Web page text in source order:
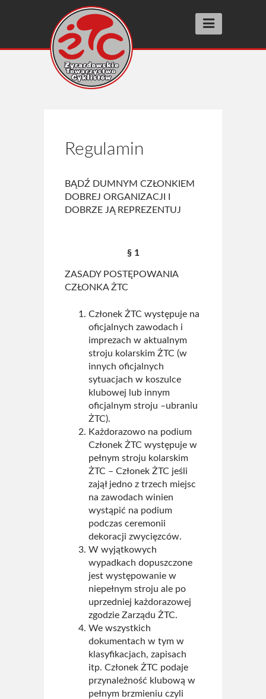
Aktualności
Wyścigi racing
SZOSOMANNIA
BIEGI ULICZNE street running
Archiwum 2025
Archiwum 2024
Archiwum 2022
Archiwum 2021
Archiwum 2020
Archiwum 2019
Fotogaleria
Polecamy
Informacje
Pomoc
Historia ŻTC
Kto jest kto
Strój kolarski ŻTC
Regulamin
Statut ŻTC
Sklep
Kontakt
Regulamin
BĄDŹ DUMNYM CZŁONKIEM
DOBREJ ORGANIZACJI I
DOBRZE JĄ REPREZENTUJ
§ 1
ZASADY POSTĘPOWANIA
CZŁONKA ŻTC
Członek ŻTC występuje na
oficjalnych zawodach i
imprezach w aktualnym
stroju kolarskim ŻTC (w
innych oficjalnych
sytuacjach w koszulce
klubowej lub innym
oficjalnym stroju –ubraniu
ŻTC).
Każdorazowo na podium
Członek ŻTC występuje w
pełnym stroju kolarskim
ŻTC – Członek ŻTC jeśli
zajął jedno z trzech miejsc
na zawodach winien
wystąpić na podium
podczas ceremonii
dekoracji zwycięzców.
W wyjątkowych
wypadkach dopuszczone
jest występowanie w
niepełnym stroju ale po
uprzedniej każdorazowej
zgodzie Zarządu ŻTC.
We wszystkich
dokumentach w tym w
klasyfikacjach, zapisach
itp. Członek ŻTC podaje
przynależność klubową w
pełnym brzmieniu czyli